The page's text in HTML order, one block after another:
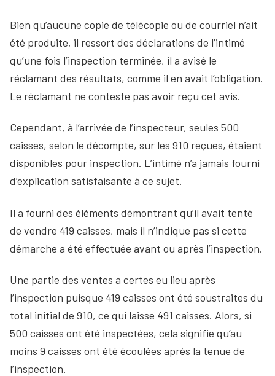
Bien qu’aucune copie de télécopie ou de courriel n’ait
été produite, il ressort des déclarations de l’intimé
qu’une fois l’inspection terminée, il a avisé le
réclamant des résultats, comme il en avait l’obligation.
Le réclamant ne conteste pas avoir reçu cet avis.
Cependant, à l’arrivée de l’inspecteur, seules 500
caisses, selon le décompte, sur les 910 reçues, étaient
disponibles pour inspection. L’intimé n’a jamais fourni
d’explication satisfaisante à ce sujet.
Il a fourni des éléments démontrant qu’il avait tenté
de vendre 419 caisses, mais il n’indique pas si cette
démarche a été effectuée avant ou après l’inspection.
Une partie des ventes a certes eu lieu après
l’inspection puisque 419 caisses ont été soustraites du
total initial de 910, ce qui laisse 491 caisses. Alors, si
500 caisses ont été inspectées, cela signifie qu’au
moins 9 caisses ont été écoulées après la tenue de
l’inspection.